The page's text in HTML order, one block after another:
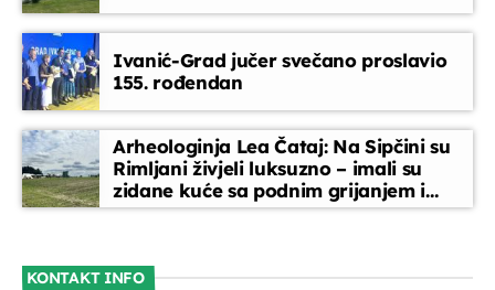
18:30 - 19:00
Glazbeni blok
19:00 - 20:00
20:00 - 22:00
Ivanić-Grad jučer svečano proslavio
155. rođendan
Arheologinja Lea Čataj: Na Sipčini su
Rimljani živjeli luksuzno – imali su
zidane kuće sa podnim grijanjem i
oslikanim zidovima
KONTAKT INFO